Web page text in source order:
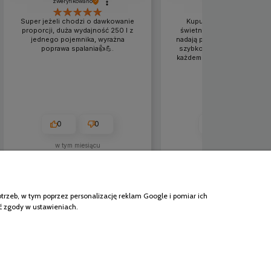
Super jeżeli chodzi o dawkowanie
proporcji, duża wydajność 250 l z
jednego pojemnika, wyrażna
poprawa spalania👍️💪.
0 0
w tym miesiącu
Kupuję te chusteczki 2
świetne bardzo dobrze
nadają połysku, a przede
szybko 5 minut i
każdemu kto potrzebuje
O nas
w tym poprzez personalizację reklam Google i pomiar ich
zgody w ustawieniach.